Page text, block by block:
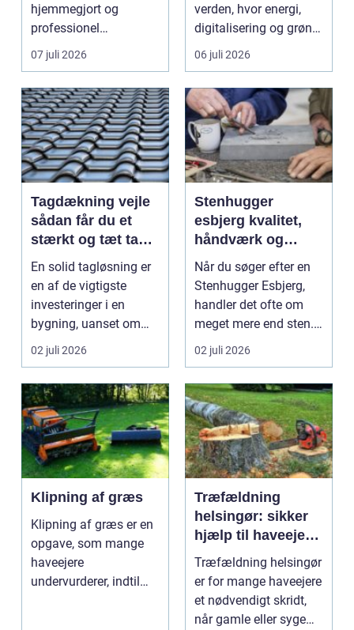
hjemmegjort og
professionel
vinduespudsning, nå...
07 juli 2026
verden, hvor energi,
digitalisering og grøn
omsti...
06 juli 2026
Tagdækning vejle
sådan får du et
stærkt og tæt tag i
mange år
En solid tagløsning er
en af de vigtigste
investeringer i en
bygning, uanset om
der er tale om bolig...
02 juli 2026
Stenhugger
esbjerg kvalitet,
håndværk og
personlige
løsninger
Når du søger efter en
Stenhugger Esbjerg,
handler det ofte om
meget mere end sten.
Det handler om at...
02 juli 2026
Klipning af græs
Klipning af græs er en
opgave, som mange
haveejere
undervurderer, indtil
Træfældning
helsingør: sikker
hjælp til haveejere
og virksomheder
Træfældning helsingør
er for mange haveejere
et nødvendigt skridt,
når gamle eller syge